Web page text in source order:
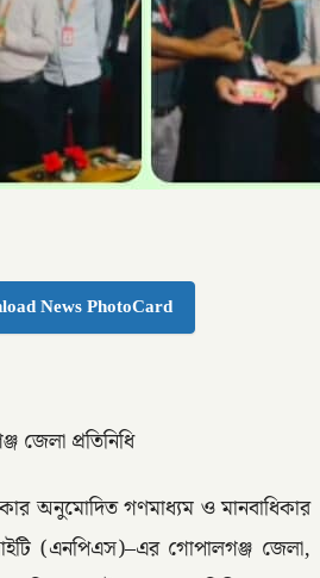
News PhotoCard
জেলা প্রতিনিধি
অনুমোদিত গণমাধ্যম ও মানবাধিকার
(এনপিএস)–এর গোপালগঞ্জ জেলা,